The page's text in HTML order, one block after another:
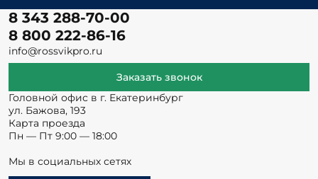
8 343 288-70-00
8 800 222-86-16
info@rossvikpro.ru
Заказать звонок
Головной офис в г. Екатеринбург
ул. Бажова, 193
Карта проезда
Пн — Пт 9:00 — 18:00
Мы в социальных сетях